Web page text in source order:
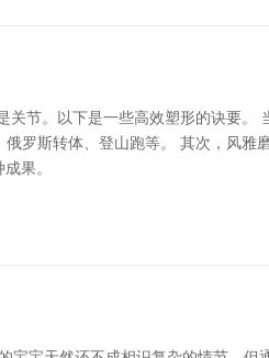
节。以下是一些高效塑形的诀要。
罗斯转体、登山跑等。 其次，风雅
果。